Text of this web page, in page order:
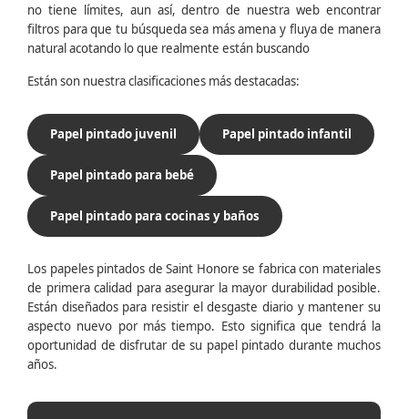
no tiene límites, aun así, dentro de nuestra web encontrar
filtros para que tu búsqueda sea más amena y fluya de manera
natural acotando lo que realmente están buscando
Están son nuestra clasificaciones más destacadas:
Papel pintado juvenil Papel pintado infantil
Papel pintado para bebé
Papel pintado para cocinas y baños
Los papeles pintados de Saint Honore se fabrica con materiales
de primera calidad para asegurar la mayor durabilidad posible.
Están diseñados para resistir el desgaste diario y mantener su
aspecto nuevo por más tiempo. Esto significa que tendrá la
oportunidad de disfrutar de su papel pintado durante muchos
años.